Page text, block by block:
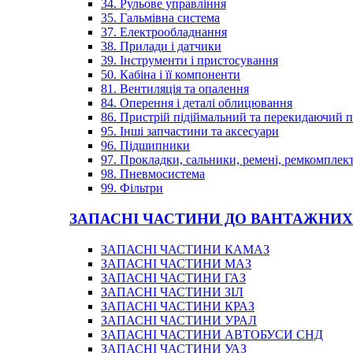
34. Рульове управління
35. Гальмівна система
37. Електрообладнання
38. Прилади і датчики
39. Інструменти і пристосування
50. Кабіна і її компоненти
81. Вентиляція та опалення
84. Оперення і деталі облицювання
86. Пристрій підіймальний та перекидаючий
95. Інші запчастини та аксесуари
96. Підшипники
97. Прокладки, сальники, ремені,
98. Пневмосистема
99. Фільтри
ЗАПАСНІ ЧАСТИНИ ДО
ЗАПАСНІ ЧАСТИНИ КАМАЗ
ЗАПАСНІ ЧАСТИНИ МАЗ
ЗАПАСНІ ЧАСТИНИ ГАЗ
ЗАПАСНІ ЧАСТИНИ ЗІЛ
ЗАПАСНІ ЧАСТИНИ КРАЗ
ЗАПАСНІ ЧАСТИНИ УРАЛ
ЗАПАСНІ ЧАСТИНИ АВТОБУСИ СНД
ЗАПАСНІ ЧАСТИНИ УАЗ